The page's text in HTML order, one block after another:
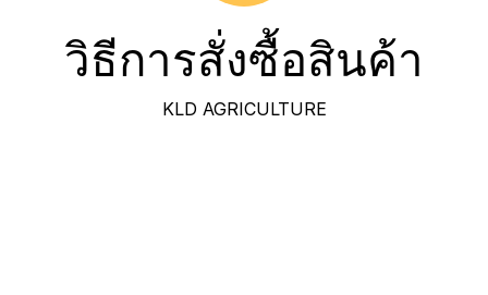
วิธีการสั่งซื้อสินค้า
KLD AGRICULTURE